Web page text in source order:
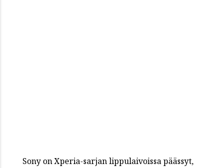
Sony on Xperia-sarjan lippulaivoissa päässyt,